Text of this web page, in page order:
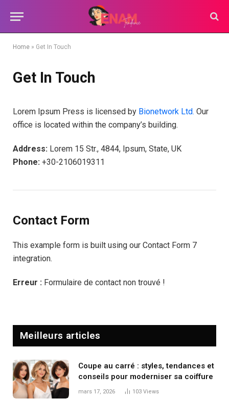
Home » Get In Touch
Get In Touch
Lorem Ipsum Press is licensed by Bionetwork Ltd. Our
office is located within the company’s building.
Address: Lorem 15 Str., 4844, Ipsum, State, UK
Phone: +30-2106019311
Contact Form
This example form is built using our Contact Form 7
integration.
Erreur : Formulaire de contact non trouvé !
Meilleurs articles
Coupe au carré : styles, tendances et
conseils pour moderniser sa coiffure
mars 17, 2026 103 Views